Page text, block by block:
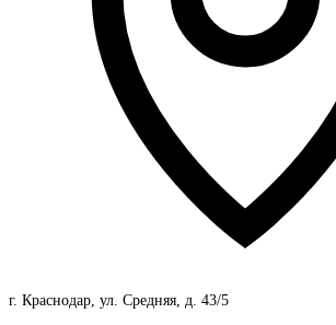
г. Краснодар, ул. Средняя, д. 43/5